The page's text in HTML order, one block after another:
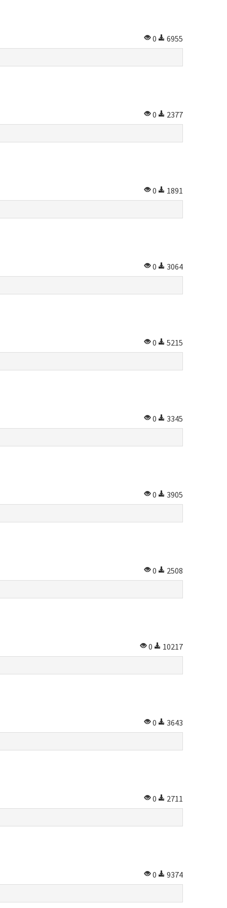
0
6955
0
2377
0
1891
0
3064
0
5215
0
3345
0
3905
0
2508
0
10217
0
3643
0
2711
0
9374